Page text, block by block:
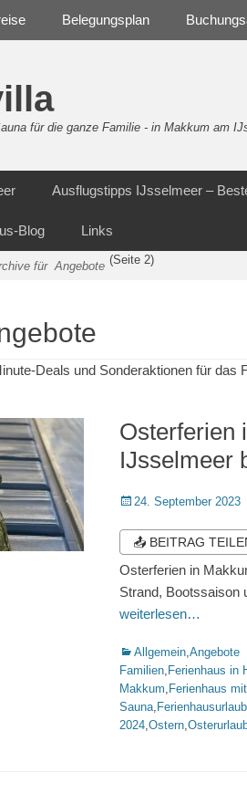
Belegungsplan
für die ganze Familie - in Makkum am
Ausflugstipps IJsselmeer –
Blog Links
fürAngebote (Seite 2)
Deals und Sonderaktionen für das
Osterferien
IJsselmeer
Veröffentlicht
24. September 2023
📤 BEITRAG
Osterferien in
Strand, Bootssaison
weiterlesen…
Kategorien
Allgemein,Angebote
Familien, Ferienhaus in
Makkum, Ferienhaus mit
Sauna, Ferienhausurlaub
2024,Ostern,